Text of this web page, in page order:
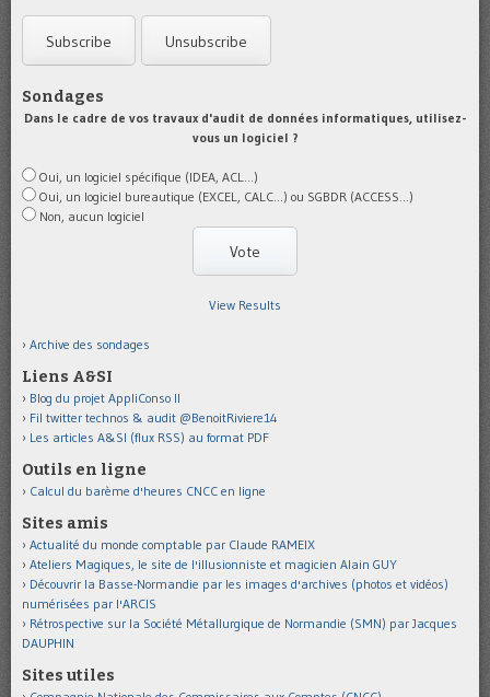
Sondages
Dans le cadre de vos travaux d'audit de données informatiques, utilisez-
vous un logiciel ?
Oui, un logiciel spécifique (IDEA, ACL...)
Oui, un logiciel bureautique (EXCEL, CALC...) ou SGBDR (ACCESS...)
Non, aucun logiciel
View Results
Archive des sondages
Liens A&SI
Blog du projet AppliConso II
Fil twitter technos & audit @BenoitRiviere14
Les articles A&SI (flux RSS) au format PDF
Outils en ligne
Calcul du barème d'heures CNCC en ligne
Sites amis
Actualité du monde comptable par Claude RAMEIX
Ateliers Magiques, le site de l'illusionniste et magicien Alain GUY
Découvrir la Basse-Normandie par les images d'archives (photos et vidéos)
numérisées par l'ARCIS
Rétrospective sur la Société Métallurgique de Normandie (SMN) par Jacques
DAUPHIN
Sites utiles